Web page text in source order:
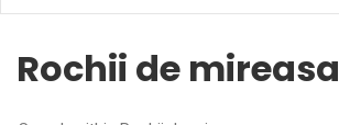
Rochii de mireasa